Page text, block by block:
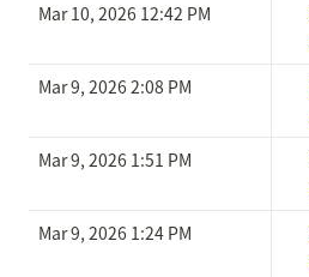
Mar 10, 2026 12:42 PM
Mar 9, 2026 2:08 PM
Mar 9, 2026 1:51 PM
Mar 9, 2026 1:24 PM